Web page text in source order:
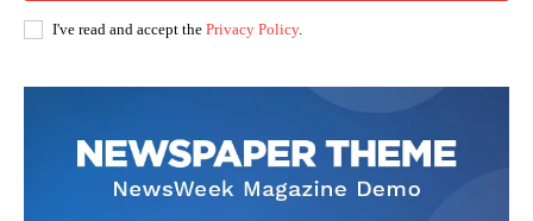
I've read and accept the Privacy Policy.